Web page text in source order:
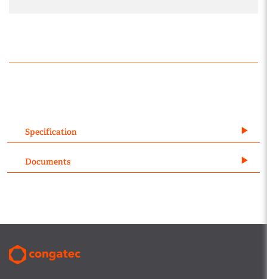
Specification
Documents